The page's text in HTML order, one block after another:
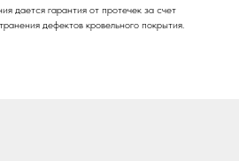
дается гарантия от протечек за счет
дефектов кровельного покрытия.